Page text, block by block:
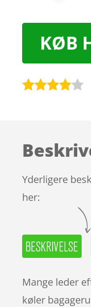
KØB
på
ømmels
er
Yderligere
her:
Mange leder
køler